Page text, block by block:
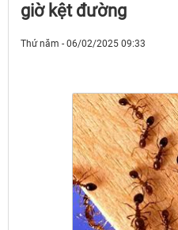
giờ kệt đường
Thứ năm - 06/02/2025 09:33